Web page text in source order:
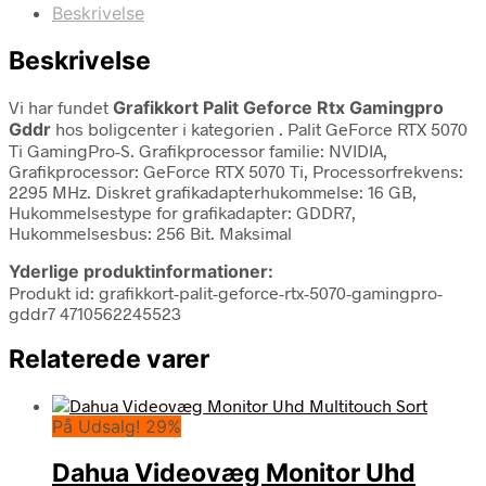
Beskrivelse
Beskrivelse
Vi har fundet Grafikkort Palit Geforce Rtx Gamingpro
Gddr hos boligcenter i kategorien . Palit GeForce RTX 5070
Ti GamingPro-S. Grafikprocessor familie: NVIDIA,
Grafikprocessor: GeForce RTX 5070 Ti, Processorfrekvens:
2295 MHz. Diskret grafikadapterhukommelse: 16 GB,
Hukommelsestype for grafikadapter: GDDR7,
Hukommelsesbus: 256 Bit. Maksimal
Yderlige produktinformationer:
Produkt id: grafikkort-palit-geforce-rtx-5070-gamingpro-
gddr7 4710562245523
Relaterede varer
På Udsalg! 29%
Dahua Videovæg Monitor Uhd